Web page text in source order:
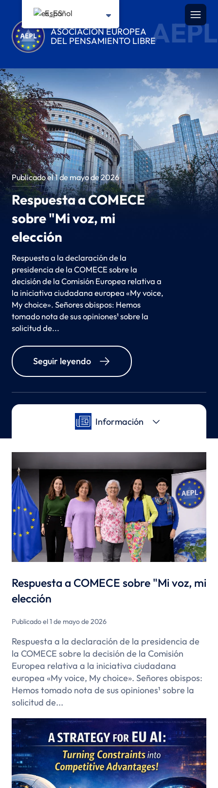
ASOCIACIÓN EUROPEA
DEL PENSAMIENTO LIBREAEPL
Publicado el 1 de mayo de 2026
Respuesta a COMECE
sobre "Mi voz, mi
elección
Respuesta a la declaración de la
presidencia de la COMECE sobre la
decisión de la Comisión Europea relativa a
la iniciativa ciudadana europea «My voice,
My choice». Señores obispos: Hemos
tomado nota de sus opiniones¹ sobre la
solicitud de...
Seguir leyendo
Información
Respuesta a COMECE sobre "Mi voz, mi
elección
Publicado el 1 de mayo de 2026
Respuesta a la declaración de la presidencia de
la COMECE sobre la decisión de la Comisión
Europea relativa a la iniciativa ciudadana
europea «My voice, My choice». Señores obispos:
Hemos tomado nota de sus opiniones¹ sobre la
solicitud de...
Español